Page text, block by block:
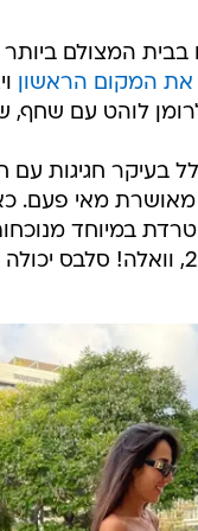
המקום הראשון
לרומן לוהט עם
בעיקר חגיגות
מאושרת מאי פעם.
במיוחד